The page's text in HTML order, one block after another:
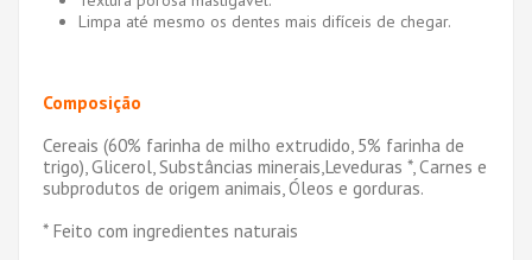
Limpa até mesmo os dentes mais difíceis de chegar.
Composição
Cereais (60% farinha de milho extrudido, 5% farinha de
trigo), Glicerol, Substâncias minerais,Leveduras *, Carnes e
subprodutos de origem animais, Óleos e gorduras.
* Feito com ingredientes naturais